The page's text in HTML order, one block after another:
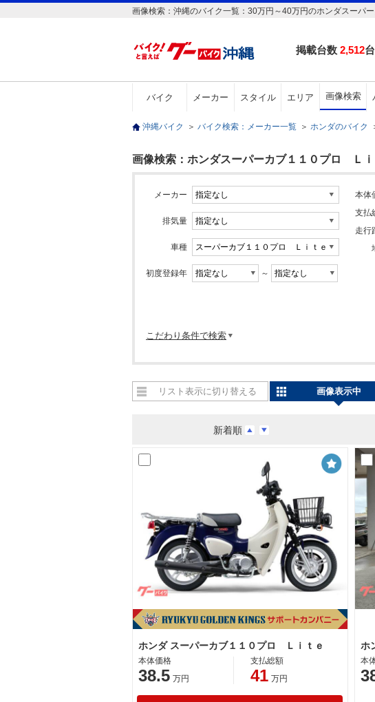
画像検索：沖縄のバイク一覧：30万円～40万円のホンダスーパ
掲載台数 2,512台
バイク メーカー スタイル エリア 画像検索
沖縄バイク ＞ バイク検索：メーカー一覧 ＞ ホンダのバイク
画像検索：ホンダスーパーカブ１１０プロ Ｌ
メーカー
排気量
車種
初度登録年 ～
本体
支払
走行
こだわり条件で検索
新着順
リスト表示に切り替える 画像表示中
ホンダ スーパーカブ１１０プロ Ｌｉｔｅ
本体価格
38.5 万円
支払総額
41 万円
本